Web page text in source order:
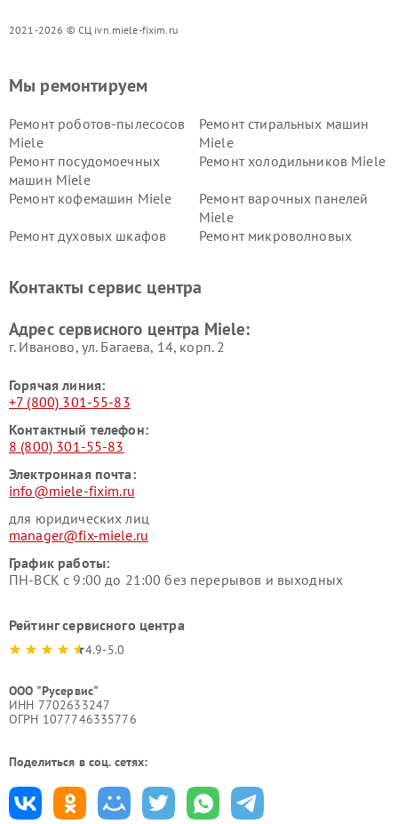
2021-2026 © СЦ ivn.miele-fixim.ru
Мы ремонтируем
Ремонт роботов-пылесосов
Miele
Ремонт стиральных машин
Miele
Ремонт посудомоечных
машин Miele
Ремонт холодильников Miele
Ремонт кофемашин Miele
Ремонт варочных панелей
Miele
Ремонт духовых шкафов
Ремонт микроволновых
Miele
Miele
пылесосов Miele
Контакты сервис центра
Адрес сервисного центра Miele:
г. Иваново, ул. Багаева, 14, корп. 2
Горячая линия:
+7 (800) 301-55-83
Контактный телефон:
8 (800) 301-55-83
Электронная почта:
info@miele-fixim.ru
для юридических лиц
manager@fix-miele.ru
График работы:
ПН-ВСК с 9:00 до 21:00 без перерывов и выходных
Рейтинг сервисного центра
4.9-5.0
ООО "Русервис"
ИНН 7702633247
ОГРН 1077746335776
Поделиться в соц. сетях: